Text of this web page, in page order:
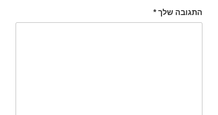
התגובה שלך *